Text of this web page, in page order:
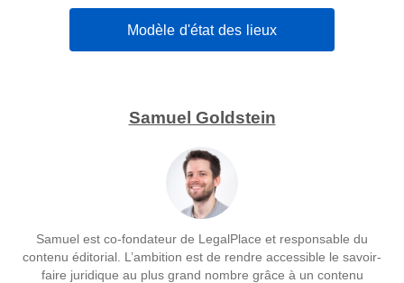
Modèle d'état des lieux
Samuel Goldstein
Samuel est co-fondateur de LegalPlace et responsable du
contenu éditorial. L’ambition est de rendre accessible le savoir-
faire juridique au plus grand nombre grâce à un contenu